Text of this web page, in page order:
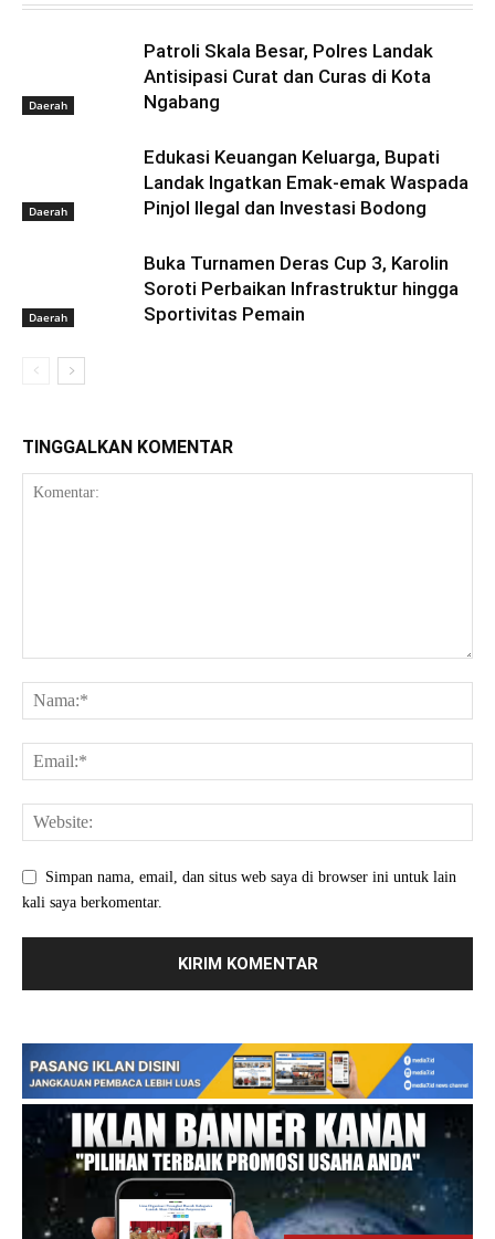
Daerah
Patroli Skala Besar, Polres Landak
Antisipasi Curat dan Curas di Kota
Ngabang
Daerah
Edukasi Keuangan Keluarga, Bupati
Landak Ingatkan Emak-emak Waspada
Pinjol Ilegal dan Investasi Bodong
Daerah
Buka Turnamen Deras Cup 3, Karolin
Soroti Perbaikan Infrastruktur hingga
Sportivitas Pemain
TINGGALKAN KOMENTAR
Simpan nama, email, dan situs web saya di browser ini untuk lain
kali saya berkomentar.